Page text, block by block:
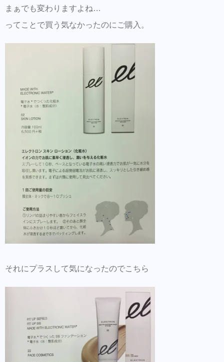
まぁでも変わりますよね…
ってことで買う気なかったのにご購入。
それにプラスして気になったのでこちら